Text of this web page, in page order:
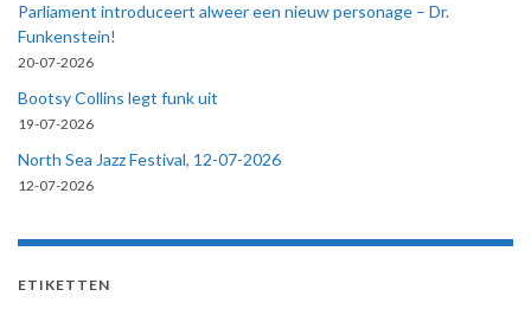
Parliament introduceert alweer een nieuw personage – Dr.
Funkenstein!
20-07-2026
Bootsy Collins legt funk uit
19-07-2026
North Sea Jazz Festival, 12-07-2026
12-07-2026
ETIKETTEN